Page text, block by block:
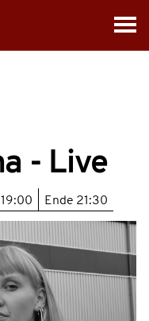
- Live
19:00 Ende 21:30